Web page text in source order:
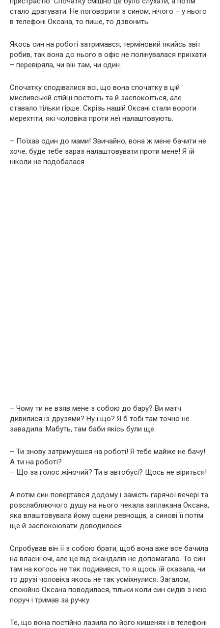
стало дратувати. Не поговорити з сином, нічого – у нього
в телефоні Оксана, то пише, то дзвонить.
Якось син на роботі затримався, терміновий якийсь звіт
робив, так вона до нього в офіс не полінувалася приїхати
– перевіряла, чи він там, чи один.
Спочатку сподівалися всі, що вона спочатку в цій
мисливській стійці постоїть та й заспокоїться, але
ставало тільки гірше. Скрізь нашій Оксані стали вороги
мерехтіти, які чоловіка проти неї налаштовують.
– Поїхав один до мами! Звичайно, вона ж мене бачити не
хоче, буде тебе зараз налаштовувати проти мене! Я їй
ніколи не подобалася.
– Чому ти не взяв мене з собою до бару? Ви матч
дивилися із друзями? Ну і що? Я б тобі там точно не
завадила. Мабуть, там баби якісь були ще.
– Ти знову затримуєшся на роботі! Я тебе майже не бачу!
А ти на роботі?
– Що за голос жіночий? Ти в автобусі? Щось не віриться!
А потім син повертався додому і замість гарячої вечері та
розслабляючого душу на нього чекала заплакана Оксана,
яка влаштовувала йому сцени ревнощів, а синові її потім
ще й заспокоювати доводилося.
Спробував він її з собою брати, щоб вона вже все бачила
на власні очі, але це від скандалів не допомагало. То син
там на когось не так подивився, то я щось їй сказала, чи
то друзі чоловіка якось не так усміхнулися. Загалом,
спокійно Оксана поводилася, тільки коли син сидів з нею
поруч і тримав за ручку.
Те, що вона постійно лазила по його кишенях і в телефоні